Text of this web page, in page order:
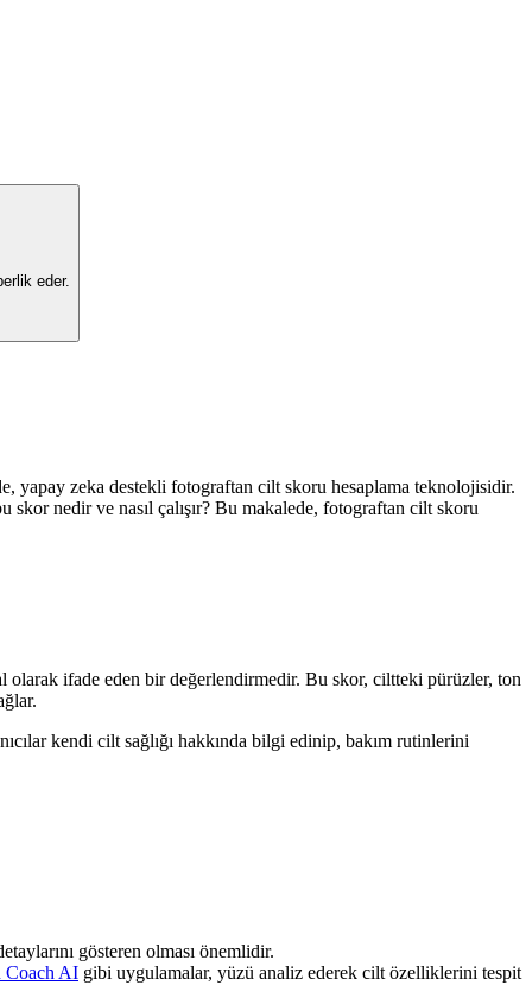
eder.
yapay zeka destekli fotograftan cilt skoru hesaplama teknolojisidir.
nedir ve nasıl çalışır? Bu makalede, fotograftan cilt skoru
olarak ifade eden bir değerlendirmedir. Bu skor, ciltteki pürüzler, ton
kendi cilt sağlığı hakkında bilgi edinip, bakım rutinlerini
gösteren olması önemlidir.
Coach AI gibi uygulamalar, yüzü analiz ederek cilt özelliklerini tespit